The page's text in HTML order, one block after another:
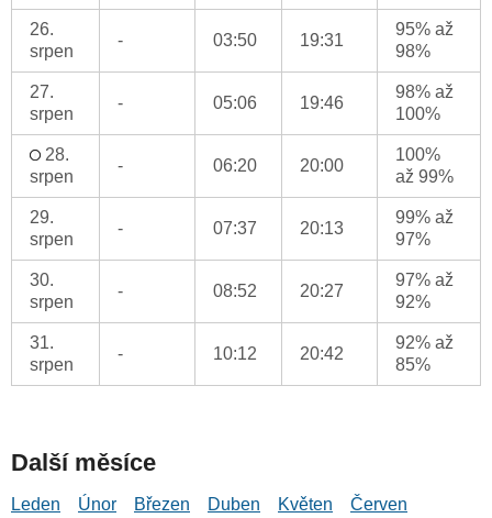
26.
srpen
- 03:50 19:31
95% až
98%
27.
srpen
- 05:06 19:46
98% až
100%
28.
srpen
- 06:20 20:00
100%
až 99%
29.
srpen
- 07:37 20:13
99% až
97%
30.
srpen
- 08:52 20:27
97% až
92%
31.
srpen
- 10:12 20:42
92% až
85%
Další měsíce
Leden Únor Březen Duben Květen
Červen